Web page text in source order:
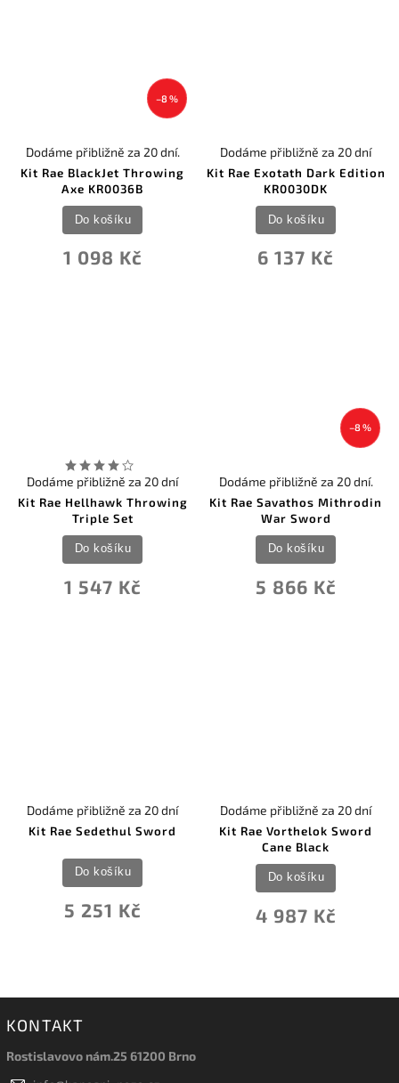
–8 %
Kit Rae BlackJet Throwing
Axe KR0036B
Dodáme přibližně za 20 dní.
1 098 Kč
Do košíku
Kit Rae Exotath Dark Edition
KR0030DK
Dodáme přibližně za 20 dní
6 137 Kč
Do košíku
Kit Rae Hellhawk Throwing
Triple Set
Dodáme přibližně za 20 dní
1 547 Kč
Do košíku
–8 %
Kit Rae Savathos Mithrodin
War Sword
Dodáme přibližně za 20 dní.
5 866 Kč
Do košíku
Kit Rae Sedethul Sword
Dodáme přibližně za 20 dní
5 251 Kč
Do košíku
Kit Rae Vorthelok Sword
Cane Black
Dodáme přibližně za 20 dní
4 987 Kč
Do košíku
KONTAKT
Rostislavovo nám.25 61200 Brno